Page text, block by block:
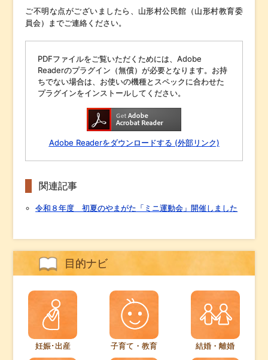
ご不明な点がございましたら、山形村公民館（山形村教育委
員会）までご連絡ください。
PDFファイルをご覧いただくためには、Adobe
Readerのプラグイン（無償）が必要となります。お持
ちでない場合は、お使いの機種とスペックに合わせた
プラグインをインストールしてください。
Adobe Readerをダウンロードする (外部リンク)
関連記事
令和８年度 初夏のやまがた「ミニ運動会」開催しました
目的ナビ
妊娠･出産 子育て・教育 結婚・離婚